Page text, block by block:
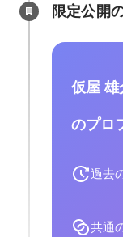
限定公開
仮屋 雄
のプロ
過去
共通